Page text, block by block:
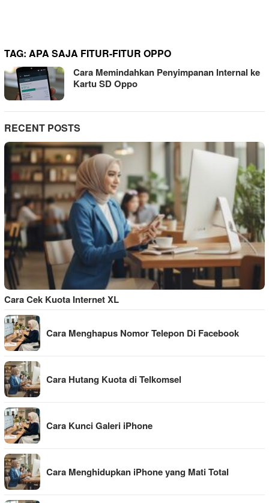
TAG: APA SAJA FITUR-FITUR OPPO
Cara Memindahkan Penyimpanan Internal ke
Kartu SD Oppo
RECENT POSTS
Cara Cek Kuota Internet XL
Cara Menghapus Nomor Telepon Di Facebook
Cara Hutang Kuota di Telkomsel
Cara Kunci Galeri iPhone
Cara Menghidupkan iPhone yang Mati Total